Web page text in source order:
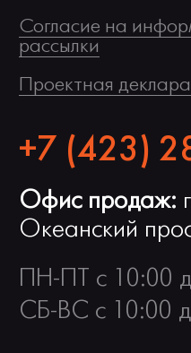
Согласие на
рассылки
Проектная
+7 (423)
Офис продаж:
Океанский
ПН-ПТ с 10:00
СБ-ВС с 10:00